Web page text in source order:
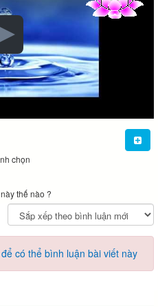
chọn
thế nào ?
có thể bình luận bài viết này